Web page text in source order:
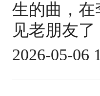
生的曲，
见老朋友
2026-05-06